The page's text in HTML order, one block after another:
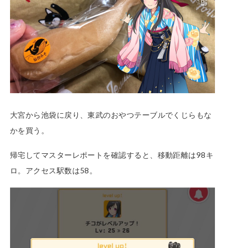
大宮から池袋に戻り、東武のおやつテーブルでくじらもな
かを買う。
帰宅してマスターレポートを確認すると、移動距離は98キ
ロ。アクセス駅数は58。